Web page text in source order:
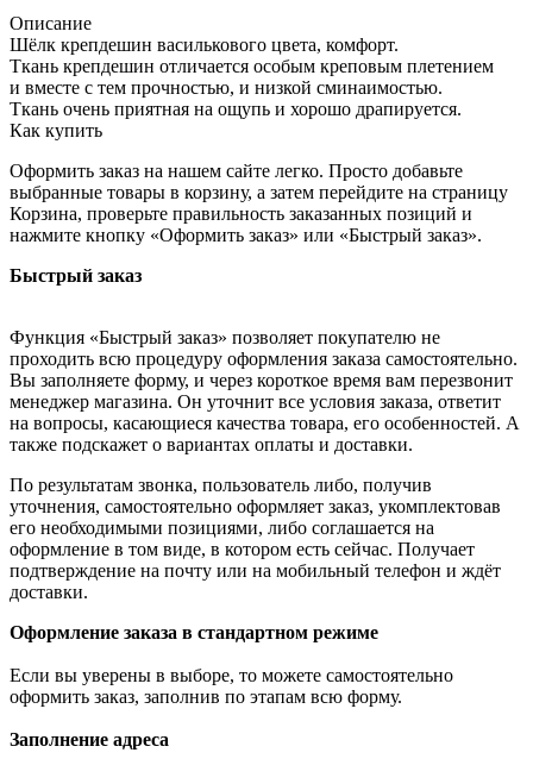
Описание
Шёлк крепдешин василькового цвета, комфорт.
Ткань крепдешин отличается особым креповым плетением
и вместе с тем прочностью, и низкой сминаимостью.
Ткань очень приятная на ощупь и хорошо драпируется.
Как купить
Оформить заказ на нашем сайте легко. Просто добавьте
выбранные товары в корзину, а затем перейдите на страницу
Корзина, проверьте правильность заказанных позиций и
нажмите кнопку «Оформить заказ» или «Быстрый заказ».
Быстрый заказ
Функция «Быстрый заказ» позволяет покупателю не
проходить всю процедуру оформления заказа самостоятельно.
Вы заполняете форму, и через короткое время вам перезвонит
менеджер магазина. Он уточнит все условия заказа, ответит
на вопросы, касающиеся качества товара, его особенностей. А
также подскажет о вариантах оплаты и доставки.
По результатам звонка, пользователь либо, получив
уточнения, самостоятельно оформляет заказ, укомплектовав
его необходимыми позициями, либо соглашается на
оформление в том виде, в котором есть сейчас. Получает
подтверждение на почту или на мобильный телефон и ждёт
доставки.
Оформление заказа в стандартном режиме
Если вы уверены в выборе, то можете самостоятельно
оформить заказ, заполнив по этапам всю форму.
Заполнение адреса